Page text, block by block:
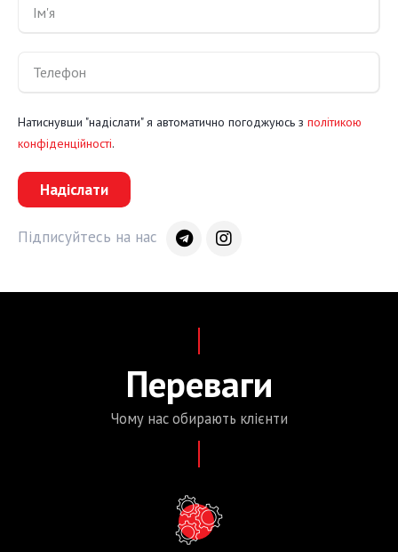
Натиснувши "надіслати" я автоматично погоджуюсь з політикою
конфіденційності.
Надіслати
Підписуйтесь на нас
Переваги
Чому насобирають клієнти